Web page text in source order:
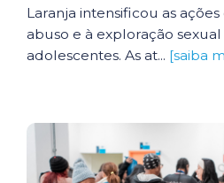
Laranja intensificou as
abuso e à exploração
adolescentes. As at... [saiba